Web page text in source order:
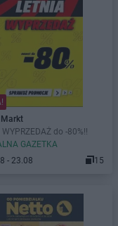
do -80%!!
GAZETKA
- 23.08
15